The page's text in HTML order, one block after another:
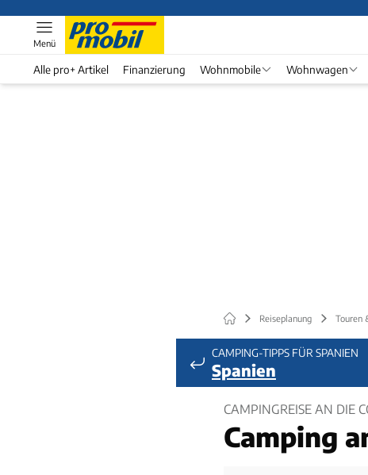
Menü
Alle pro+ Artikel Finanzierung Wohnmobile Wohnwagen
Reiseplanung Touren
CAMPING-TIPPS FÜR SPANIEN
Spanien
CAMPINGREISE AN DIE
Camping